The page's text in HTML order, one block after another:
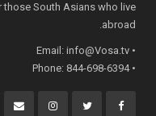
those South Asians who live
abroad.
• Email:
info@Vosa.tv
• Phone: 844-698-6394